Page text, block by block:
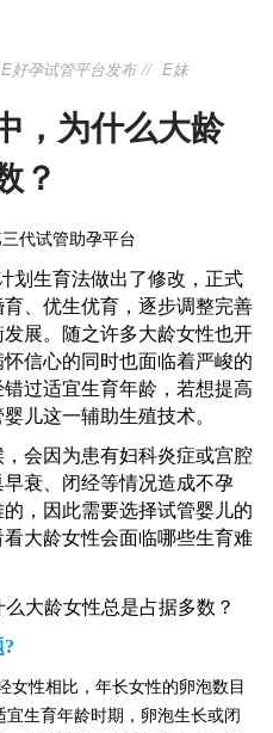
E好孕试管平台发布
E妹
，为什么大龄
？
划生育法做出了修改，正式
、优生优育，逐步调整完善
展。
随之许多大龄女性也开
怀信心的同时也面临着严峻的
过适宜生育年龄，若想提高
儿这一辅助生殖技术。
会因为患有妇科炎症或宫腔
衰、闭经等情况造成不孕
，因此需要选择试管婴儿的
大龄女性会面临哪些生育难
?
女性相比，年长女性的卵泡数目
生育年龄时期，卵泡生长或闭